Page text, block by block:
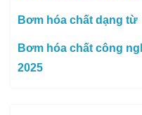
Bơm hóa chất dạng từ
Bơm hóa chất công
2025